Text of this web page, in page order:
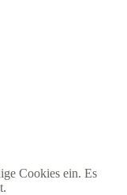
Cookies ein. Es